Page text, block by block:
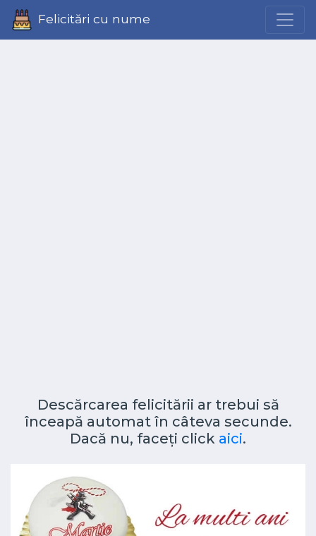
Felicitări cu nume
Descărcarea felicitării ar trebui să
înceapă automat în câteva secunde.
Dacă nu, faceți click aici.